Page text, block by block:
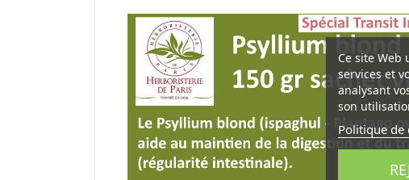
Ce site Web
services et
analysant
son
Politique de